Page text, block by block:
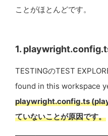
ことがほとんどです。
1.
TESTINGのTEST
found in this workspace
playwright.config.ts
ていないことが原因です。